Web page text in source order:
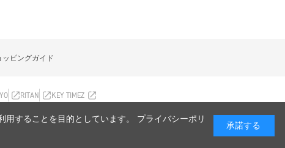
ッピングガイド
RITAN KEY TIMEZ
することを目的としています。 プライバシーポリ
承諾する